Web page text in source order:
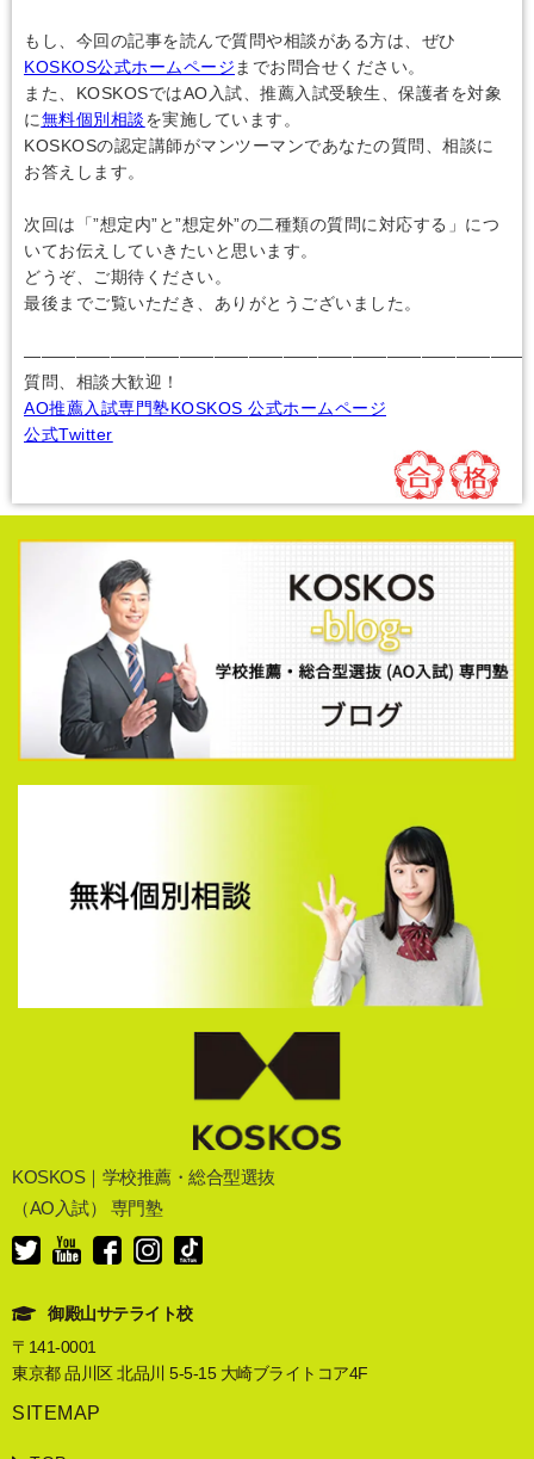
もし、今回の記事を読んで質問や相談がある方は、ぜひ
KOSKOS公式ホームページ までお問合せください。
また、KOSKOSではAO入試、推薦入試受験生、保護者を対象
に無料個別相談を実施しています。
KOSKOSの認定講師がマンツーマンであなたの質問、相談に
お答えします。
次回は「”想定内”と”想定外”の二種類の質問に対応する」につ
いてお伝えしていきたいと思います。
どうぞ、ご期待ください。
最後までご覧いただき、ありがとうございました。
質問、相談大歓迎！
AO推薦入試専門塾KOSKOS 公式ホームページ
公式Twitter
KOSKOS｜学校推薦・総合型選抜
（AO入試） 専門塾
御殿山サテライト校
〒141-0001
東京都 品川区 北品川 5-5-15 大崎ブライトコア4F
SITEMAP